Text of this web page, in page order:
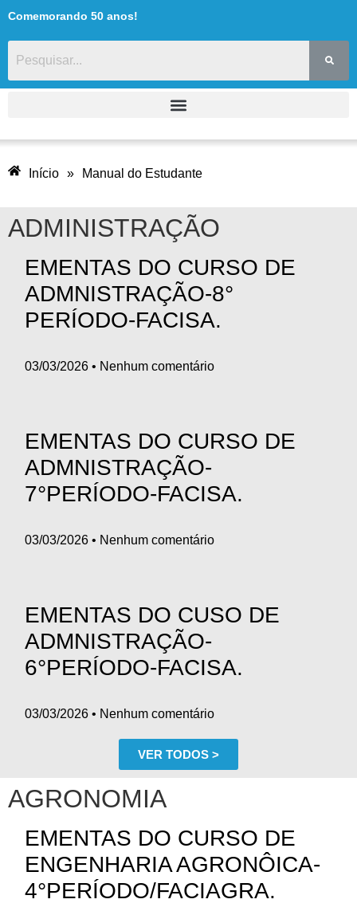
Comemorando 50 anos!
Início » Manual do Estudante
ADMINISTRAÇÃO
EMENTAS DO CURSO DE
ADMNISTRAÇÃO-8°
PERÍODO-FACISA.
03/03/2026 Nenhum comentário
EMENTAS DO CURSO DE
ADMNISTRAÇÃO-
7°PERÍODO-FACISA.
03/03/2026 Nenhum comentário
EMENTAS DO CUSO DE
ADMNISTRAÇÃO-
6°PERÍODO-FACISA.
03/03/2026 Nenhum comentário
VER TODOS >
AGRONOMIA
EMENTAS DO CURSO DE
ENGENHARIA AGRONÔICA-
4°PERÍODO/FACIAGRA.